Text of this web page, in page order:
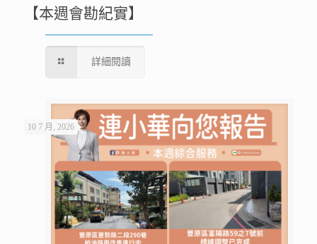
【本週會勘紀實】
詳細閱讀
10 7 月, 2026